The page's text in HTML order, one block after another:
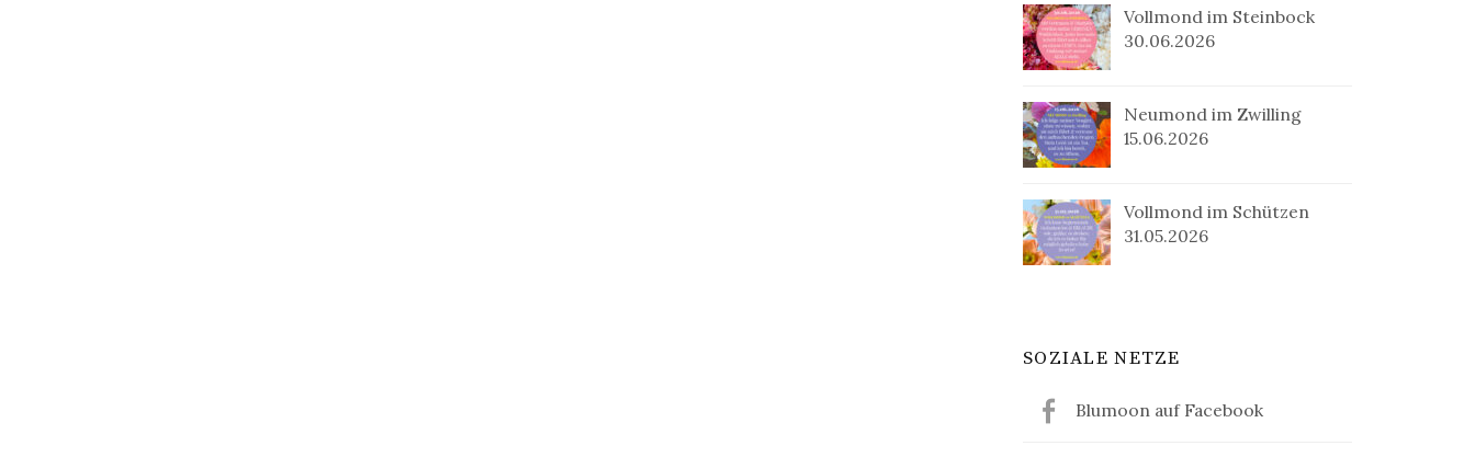
Vollmond im Steinbock
30.06.2026
Neumond im Zwilling
15.06.2026
Vollmond im Schützen
31.05.2026
SOZIALE NETZE
Blumoon auf Facebook